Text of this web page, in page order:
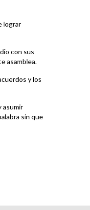
lograr
con sus
asamblea.
y los
asumir
sin que